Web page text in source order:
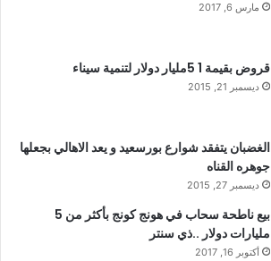
مارس 6, 2017
قروض بقيمة 1 5مليار دولار لتنمية سيناء
ديسمبر 21, 2015
الغضبان يتفقد شوارع بورسعيد و يعد الاهالي بجعلها
جوهره القناه
ديسمبر 27, 2015
بيع ناطحة سحاب في هونج كونج بأكثر من 5
مليارات دولار ..ذي سنتر
أكتوبر 16, 2017